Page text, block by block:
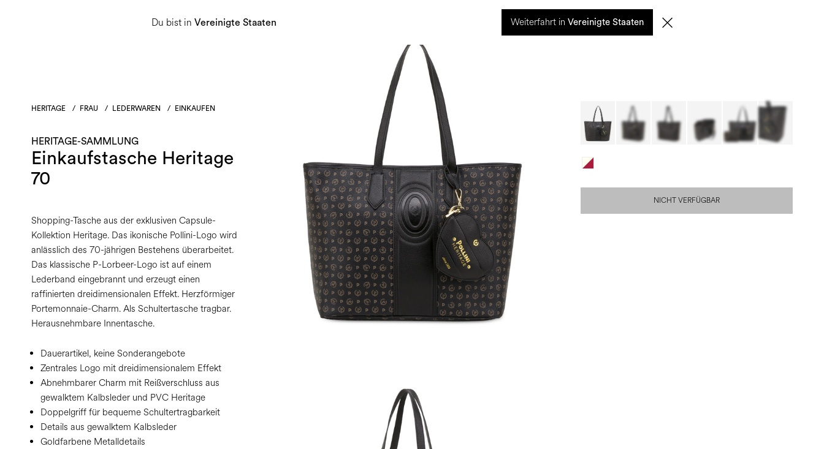
Du bist in Vereinigte Staaten Weiterfahrt in Vereinigte Staaten
Herren Heritage-Sammlung SUCHE
HERITAGE / FRAU / LEDERWAREN / EINKAUFEN
HERITAGE-SAMMLUNG
Einkaufstasche Heritage
70
Shopping-Tasche aus der exklusiven Capsule-
Kollektion Heritage. Das ikonische Pollini-Logo wird
anlässlich des 70-jährigen Bestehens überarbeitet.
Das klassische P-Lorbeer-Logo ist auf einem
Lederband eingebrannt und erzeugt einen
raffinierten dreidimensionalen Effekt. Herzförmiger
Portemonnaie-Charm. Als Schultertasche tragbar.
Herausnehmbare Innentasche.
Dauerartikel, keine Sonderangebote
Zentrales Logo mit dreidimensionalem Effekt
Abnehmbarer Charm mit Reißverschluss aus
gewalktem Kalbsleder und PVC Heritage
Doppelgriff für bequeme Schultertragbarkeit
Details aus gewalktem Kalbsleder
Goldfarbene Metalldetails
NICHT VERFÜGBAR